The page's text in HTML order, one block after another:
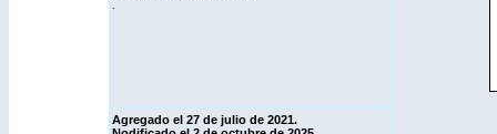
Agregado el 27 de julio de 2021.